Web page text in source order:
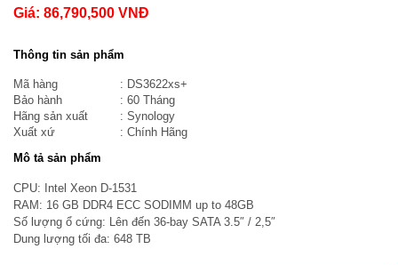
Giá: 86,790,500 VNĐ
Thông tin sản phẩm
Mã hàng
: DS3622xs+
Bảo hành
: 60 Tháng
Hãng sản xuất
: Synology
Xuất xứ
: Chính Hãng
Mô tả sản phẩm
CPU: Intel Xeon D-1531
RAM: 16 GB DDR4 ECC SODIMM up to 48GB
Số lượng ổ cứng: Lên đến 36-bay SATA 3.5″ / 2,5″
Dung lượng tối đa: 648 TB